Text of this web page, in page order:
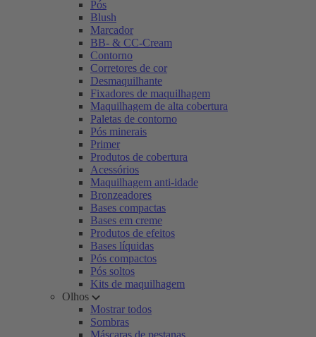
Pós
Blush
Marcador
BB- & CC-Cream
Contorno
Corretores de cor
Desmaquilhante
Fixadores de maquilhagem
Maquilhagem de alta cobertura
Paletas de contorno
Pós minerais
Primer
Produtos de cobertura
Acessórios
Maquilhagem anti-idade
Bronzeadores
Bases compactas
Bases em creme
Produtos de efeitos
Bases líquidas
Pós compactos
Pós soltos
Kits de maquilhagem
Olhos
Mostrar todos
Sombras
Máscaras de pestanas